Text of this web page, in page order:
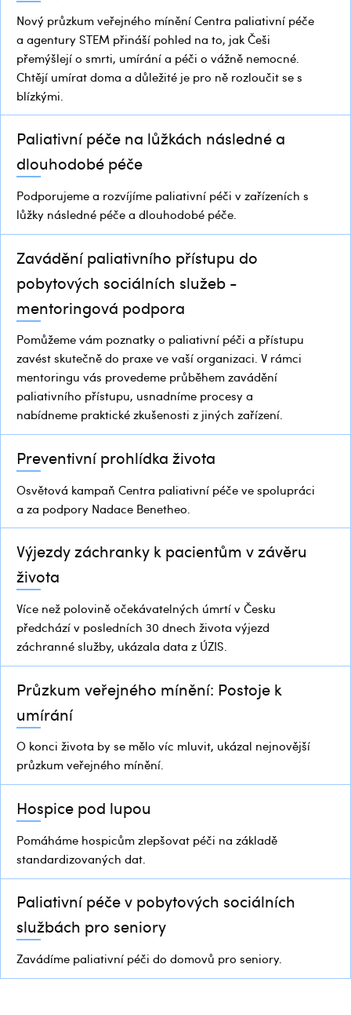
Nový průzkum veřejného mínění Centra paliativní péče
a agentury STEM přináší pohled na to, jak Češi
přemýšlejí o smrti, umírání a péči o vážně nemocné.
Chtějí umírat doma a důležité je pro ně rozloučit se s
blízkými.
Paliativní péče na lůžkách následné a
dlouhodobé péče
Podporujeme a rozvíjíme paliativní péči v zařízeních s
lůžky následné péče a dlouhodobé péče.
Zavádění paliativního přístupu do
pobytových sociálních služeb -
mentoringová podpora
Pomůžeme vám poznatky o paliativní péči a přístupu
zavést skutečně do praxe ve vaší organizaci. V rámci
mentoringu vás provedeme průběhem zavádění
paliativního přístupu, usnadníme procesy a
nabídneme praktické zkušenosti z jiných zařízení.
Preventivní prohlídka života
Osvětová kampaň Centra paliativní péče ve spolupráci
a za podpory Nadace Benetheo.
Výjezdy záchranky k pacientům v závěru
života
Více než polovině očekávatelných úmrtí v Česku
předchází v posledních 30 dnech života výjezd
záchranné služby, ukázala data z ÚZIS.
Průzkum veřejného mínění: Postoje k
umírání
O konci života by se mělo víc mluvit, ukázal nejnovější
průzkum veřejného mínění.
Hospice pod lupou
Pomáháme hospicům zlepšovat péči na základě
standardizovaných dat.
Paliativní péče v pobytových sociálních
službách pro seniory
Zavádíme paliativní péči do domovů pro seniory.